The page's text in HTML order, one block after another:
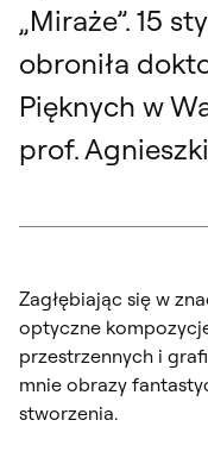
„Miraże”. 15
obroniła
Pięknych w
prof.
Zagłębiając się w
optyczne
przestrzennych i
mnie obrazy
stworzenia.